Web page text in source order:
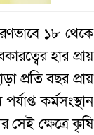
১৮ থেকে
হার প্রায়
প্রতি বছর প্রায়
কর্মসংস্থান
ক্ষেত্রে কৃষি